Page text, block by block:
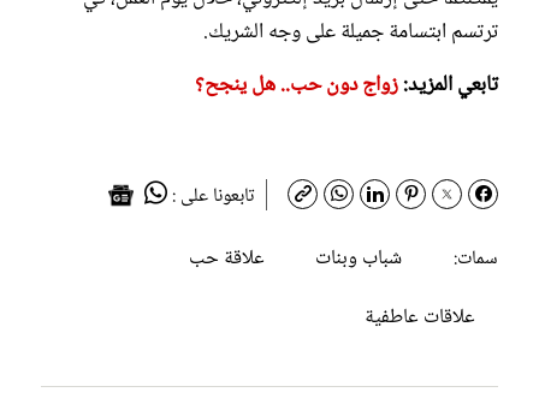
ترتسم ابتسامة جميلة على وجه الشريك.
تابعي المزيد:زواج دون حب.. هل ينجح؟
تابعونا على :
سمات:
شباب وبنات
علاقة حب
علاقات عاطفية